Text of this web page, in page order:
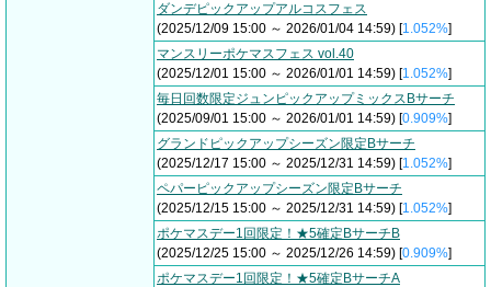
ダンデピックアップアルコスフェス
(2025/12/09 15:00 ～ 2026/01/04 14:59) [1.052%]
マンスリーポケマスフェス vol.40
(2025/12/01 15:00 ～ 2026/01/01 14:59) [1.052%]
毎日回数限定ジュンピックアップミックスBサーチ
(2025/09/01 15:00 ～ 2026/01/01 14:59) [0.909%]
グランドピックアップシーズン限定Bサーチ
(2025/12/17 15:00 ～ 2025/12/31 14:59) [1.052%]
ペパーピックアップシーズン限定Bサーチ
(2025/12/15 15:00 ～ 2025/12/31 14:59) [1.052%]
ポケマスデー1回限定！★5確定BサーチB
(2025/12/25 15:00 ～ 2025/12/26 14:59) [0.909%]
ポケマスデー1回限定！★5確定BサーチA